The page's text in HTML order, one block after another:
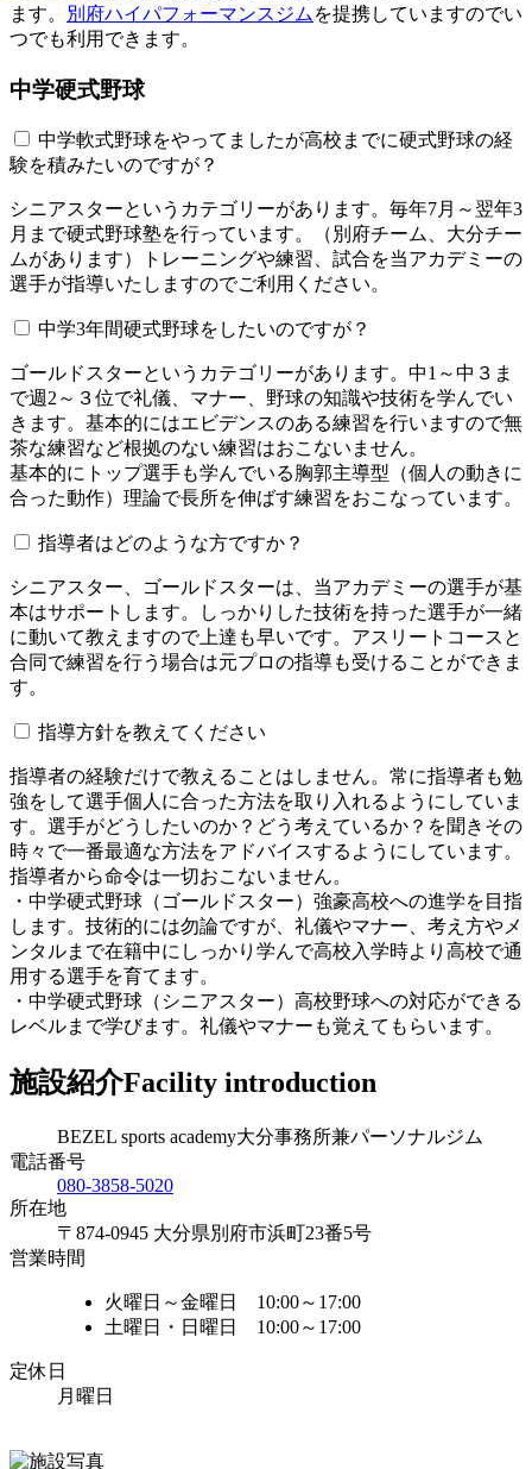
ます。
別府ハイパフォーマンスジム を提携していますのでい
つでも利用できます。
中学硬式野球
中学軟式野球をやってましたが高校までに硬式野球の経
験を積みたいのですが？
シニアスターというカテゴリーがあります。毎年7月～翌年3
月まで硬式野球塾を行っています。（別府チーム、大分チー
ムがあります）トレーニングや練習、試合を当アカデミーの
選手が指導いたしますのでご利用ください。
中学3年間硬式野球をしたいのですが？
ゴールドスターというカテゴリーがあります。中1～中３ま
で週2～３位で礼儀、マナー、野球の知識や技術を学んでい
きます。基本的にはエビデンスのある練習を行いますので無
茶な練習など根拠のない練習はおこないません。
基本的にトップ選手も学んでいる胸郭主導型（個人の動きに
合った動作）理論で長所を伸ばす練習をおこなっています。
指導者はどのような方ですか？
シニアスター、ゴールドスターは、当アカデミーの選手が基
本はサポートします。しっかりした技術を持った選手が一緒
に動いて教えますので上達も早いです。アスリートコースと
合同で練習を行う場合は元プロの指導も受けることができま
す。
指導方針を教えてください
指導者の経験だけで教えることはしません。常に指導者も勉
強をして選手個人に合った方法を取り入れるようにしていま
す。選手がどうしたいのか？どう考えているか？を聞きその
時々で一番最適な方法をアドバイスするようにしています。
指導者から命令は一切おこないません。
・中学硬式野球（ゴールドスター）強豪高校への進学を目指
します。技術的には勿論ですが、礼儀やマナー、考え方やメ
ンタルまで在籍中にしっかり学んで高校入学時より高校で通
用する選手を育てます。
・中学硬式野球（シニアスター）高校野球への対応ができる
レベルまで学びます。礼儀やマナーも覚えてもらいます。
施設紹介Facility introduction
BEZEL sports academy大分事務所兼パーソナルジム
電話番号
080-3858-5020
所在地
〒874-0945 大分県別府市浜町23番5号
営業時間
火曜日～金曜日 10:00～17:00
土曜日・日曜日 10:00～17:00
定休日
月曜日